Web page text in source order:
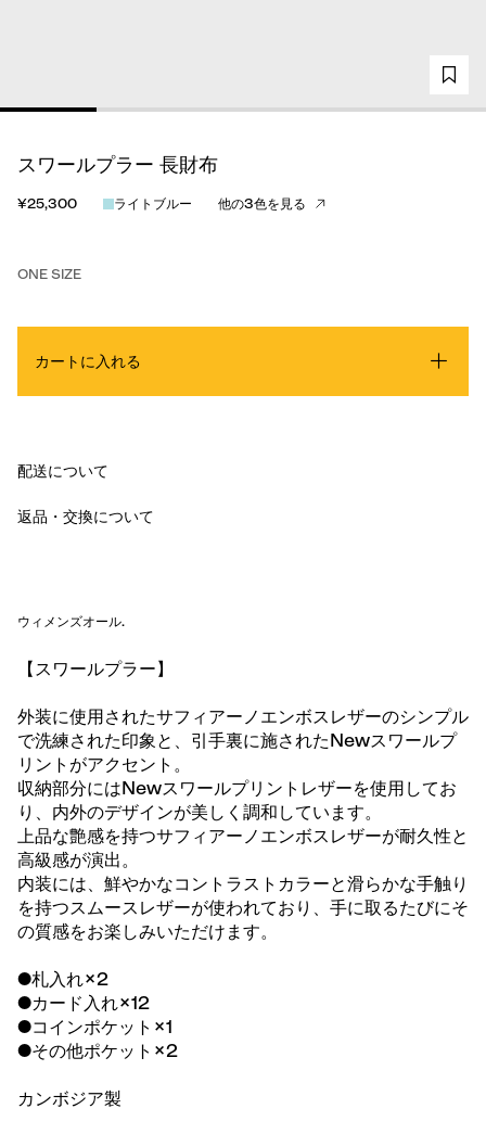
スワールプラー 長財布
¥25,300 ライトブルー 他の3色を見る
ONE SIZE
カートに入れる
配送について
返品・交換について
ウィメンズオール.
【スワールプラー】
外装に使用されたサフィアーノエンボスレザーのシンプル
で洗練された印象と、引手裏に施されたNewスワールプ
リントがアクセント。
収納部分にはNewスワールプリントレザーを使用してお
り、内外のデザインが美しく調和しています。
上品な艶感を持つサフィアーノエンボスレザーが耐久性と
高級感が演出。
内装には、鮮やかなコントラストカラーと滑らかな手触り
を持つスムースレザーが使われており、手に取るたびにそ
の質感をお楽しみいただけます。
●札入れ×2
●カード入れ×12
●コインポケット×1
●その他ポケット×2
カンボジア製